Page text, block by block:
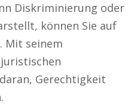
Diskriminierung oder
können Sie auf
Mit seinem
Gerechtigkeit